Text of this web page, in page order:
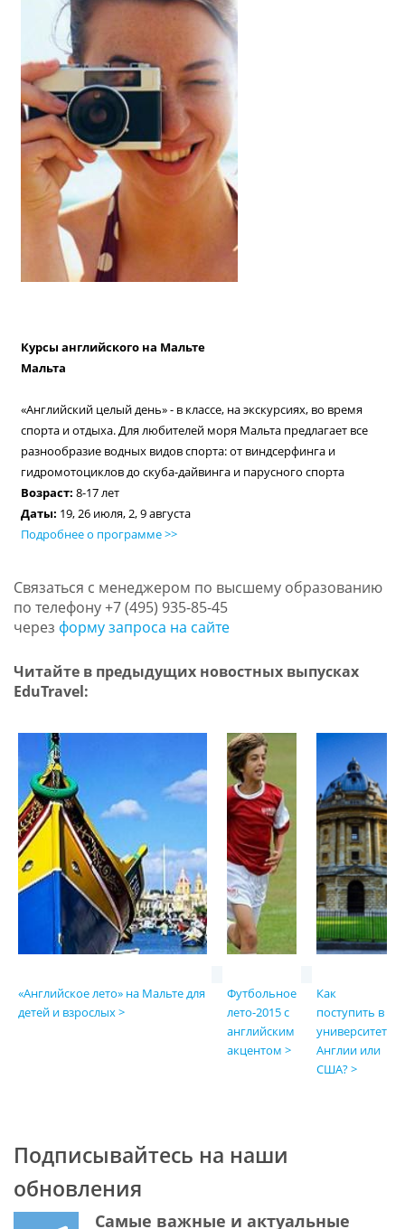
Курсы английского на Мальте
Мальта
«Английский целый день» - в классе, на экскурсиях, во время
спорта и отдыха. Для любителей моря Мальта предлагает все
разнообразие водных видов спорта: от виндсерфинга и
гидромотоциклов до скуба-дайвинга и парусного спорта
Возраст: 8-17 лет
Даты: 19, 26 июля, 2, 9 августа
Подробнее о программе >>
Связаться с менеджером по высшему образованию
по телефону+7 (495) 935-85-45
через форму запроса на сайте
Читайте в предыдущих новостных выпусках
EduTravel:
«Английское лето» на Мальте для
детей и взрослых>
Футбольное
лето-2015 с
английским
акцентом >
Как
поступить в
университет
Англии или
США? >
Подписывайтесь на наши
обновления
Самые важные и актуальные